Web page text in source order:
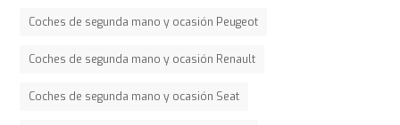
Coches de segunda mano y ocasión Peugeot
Coches de segunda mano y ocasión Renault
Coches de segunda mano y ocasión Seat